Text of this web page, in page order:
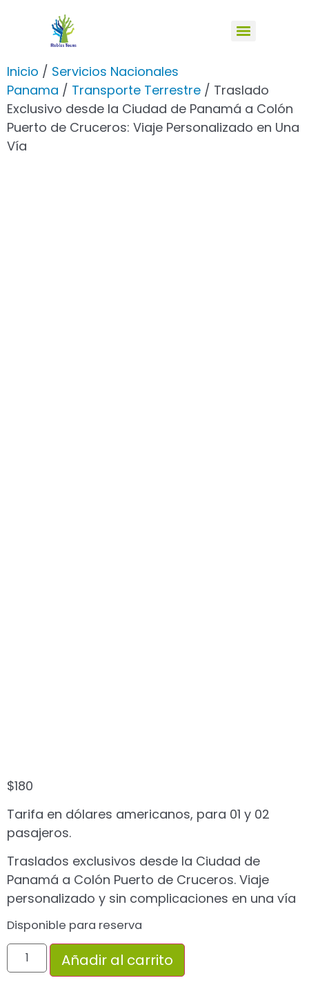
Inicio / Servicios Nacionales
Panama / Transporte Terrestre / Traslado
Exclusivo desde la Ciudad de Panamá a Colón
Puerto de Cruceros: Viaje Personalizado en Una
Vía
$180
Tarifa en dólares americanos, para 01 y 02
pasajeros.
Traslados exclusivos desde la Ciudad de
Panamá a Colón Puerto de Cruceros. Viaje
personalizado y sin complicaciones en una vía
Disponible para reserva
Añadir al carrito